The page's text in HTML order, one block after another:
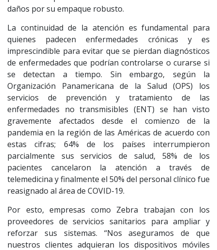
daños por su empaque robusto.
La continuidad de la atención es fundamental para
quienes padecen enfermedades crónicas y es
imprescindible para evitar que se pierdan diagnósticos
de enfermedades que podrían controlarse o curarse si
se detectan a tiempo. Sin embargo, según la
Organización Panamericana de la Salud (OPS) los
servicios de prevención y tratamiento de las
enfermedades no transmisibles (ENT) se han visto
gravemente afectados desde el comienzo de la
pandemia en la región de las Américas de acuerdo con
estas cifras; 64% de los países interrumpieron
parcialmente sus servicios de salud, 58% de los
pacientes cancelaron la atención a través de
telemedicina y finalmente el 50% del personal clínico fue
reasignado al área de COVID-19.
Por esto, empresas como Zebra trabajan con los
proveedores de servicios sanitarios para ampliar y
reforzar sus sistemas. ‘‘Nos aseguramos de que
nuestros clientes adquieran los dispositivos móviles